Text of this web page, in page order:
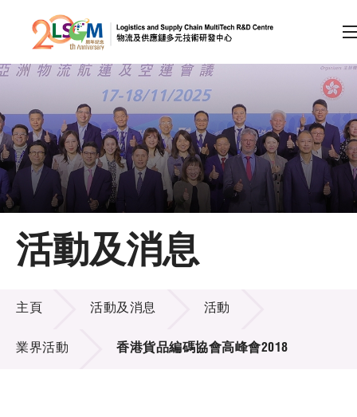
跳到內容（按回車鍵）
會員登入
A A EN 繁 简
主頁
關於LSCM
技術商品化
項目及資助計劃
活動及消息
活動及消息
活動及消息
主頁 活動及消息 活動
業界活動 香港貨品編碼協會高峰會2018